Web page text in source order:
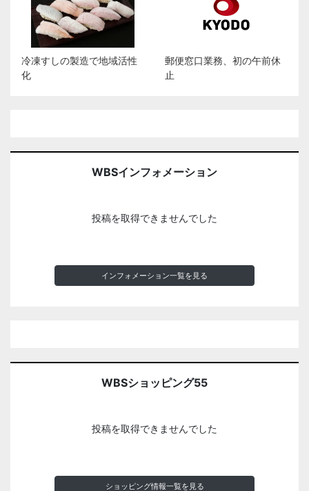
冷凍すしの製造で地域活性
化
郵便窓口業務、初の午前休
止
WBSインフォメーション
投稿を取得できませんでした
インフォメーション一覧を見る
WBSショッピング55
投稿を取得できませんでした
ショッピング情報一覧を見る